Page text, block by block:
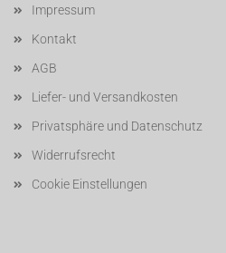
Impressum
Kontakt
AGB
Liefer- und Versandkosten
Privatsphäre und Datenschutz
Widerrufsrecht
Cookie Einstellungen